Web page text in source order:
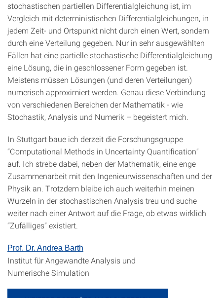
stochastischen partiellen Differentialgleichung ist, im
Vergleich mit deterministischen Differentialgleichungen, in
jedem Zeit- und Ortspunkt nicht durch einen Wert, sondern
durch eine Verteilung gegeben. Nur in sehr ausgewählten
Fällen hat eine partielle stochastische Differentialgleichung
eine Lösung, die in geschlossener Form gegeben ist.
Meistens müssen Lösungen (und deren Verteilungen)
numerisch approximiert werden. Genau diese Verbindung
von verschiedenen Bereichen der Mathematik - wie
Stochastik, Analysis und Numerik – begeistert mich.
In Stuttgart baue ich derzeit die Forschungsgruppe
“Computational Methods in Uncertainty Quantification”
auf. Ich strebe dabei, neben der Mathematik, eine enge
Zusammenarbeit mit den Ingenieurwissenschaften und der
Physik an. Trotzdem bleibe ich auch weiterhin meinen
Wurzeln in der stochastischen Analysis treu und suche
weiter nach einer Antwort auf die Frage, ob etwas wirklich
“Zufälliges” existiert.
Prof. Dr. Andrea Barth
Institut für Angewandte Analysis und
Numerische Simulation